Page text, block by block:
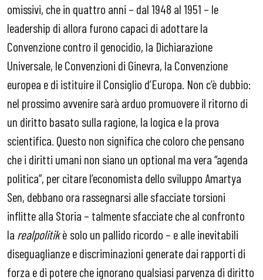
omissivi, che in quattro anni – dal 1948 al 1951 – le
leadership di allora furono capaci di adottare la
Convenzione contro il genocidio, la Dichiarazione
Universale, le Convenzioni di Ginevra, la Convenzione
europea e di istituire il Consiglio d’Europa. Non c’è dubbio:
nel prossimo avvenire sarà arduo promuovere il ritorno di
un diritto basato sulla ragione, la logica e la prova
scientifica. Questo non significa che coloro che pensano
che i diritti umani non siano un optional ma vera “agenda
politica”, per citare l’economista dello sviluppo Amartya
Sen, debbano ora rassegnarsi alle sfacciate torsioni
inflitte alla Storia – talmente sfacciate che al confronto
la realpolitikè solo un pallido ricordo – e alle inevitabili
diseguaglianze e discriminazioni generate dai rapporti di
forza e di potere che ignorano qualsiasi parvenza di diritto